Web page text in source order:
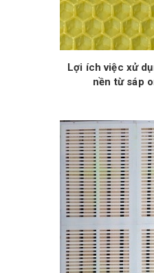
Lợi ích việc xử
nền từ sáp